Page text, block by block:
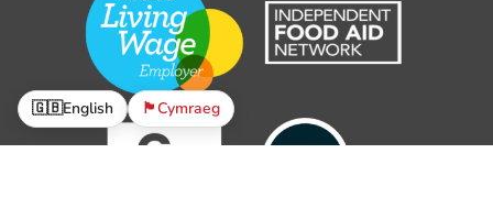
🇬🇧English 🏴󠁧󠁢󠁷󠁬󠁳󠁿Cymraeg